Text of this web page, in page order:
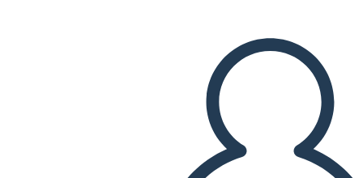
Incarcerazione americana
giapponese durante la
cronologia della seconda gue